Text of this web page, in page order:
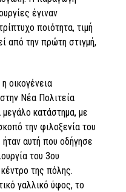
έγιναν
ποιότητα, τιμή
από την πρώτη στιγμή,
οικογένεια
Νέα Πολιτεία
κατάστημα, με
την φιλοξενία του
αυτή που οδήγησε
του 3ου
της πόλης.
γαλλικό ύφος, το